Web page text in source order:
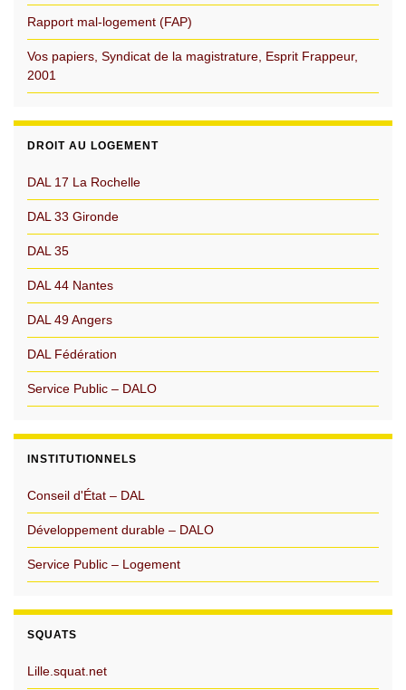
Rapport mal-logement (FAP)
Vos papiers, Syndicat de la magistrature, Esprit Frappeur,
2001
DROIT AU LOGEMENT
DAL 17 La Rochelle
DAL 33 Gironde
DAL 35
DAL 44 Nantes
DAL 49 Angers
DAL Fédération
Service Public – DALO
INSTITUTIONNELS
Conseil d'État – DAL
Développement durable – DALO
Service Public – Logement
SQUATS
Lille.squat.net